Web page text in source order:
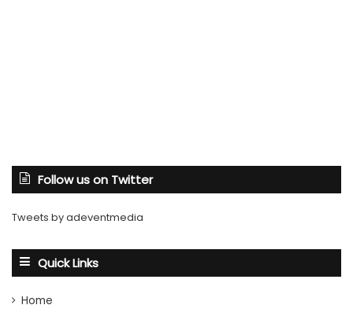
Follow us on Twitter
Tweets by adeventmedia
Quick Links
Home